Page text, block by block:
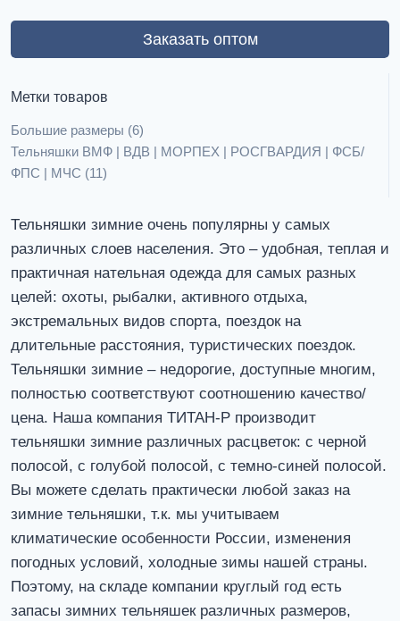
Заказать оптом
Метки товаров
Большие размеры (6)
Тельняшки ВМФ | ВДВ | МОРПЕХ | РОСГВАРДИЯ | ФСБ/
ФПС | МЧС (11)
Тельняшки зимние очень популярны у самых
различных слоев населения. Это – удобная, теплая и
практичная нательная одежда для самых разных
целей: охоты, рыбалки, активного отдыха,
экстремальных видов спорта, поездок на
длительные расстояния, туристических поездок.
Тельняшки зимние – недорогие, доступные многим,
полностью соответствуют соотношению качество/
цена. Наша компания ТИТАН-Р производит
тельняшки зимние различных расцветок: с черной
полосой, с голубой полосой, с темно-синей полосой.
Вы можете сделать практически любой заказ на
зимние тельняшки, т.к. мы учитываем
климатические особенности России, изменения
погодных условий, холодные зимы нашей страны.
Поэтому, на складе компании круглый год есть
запасы зимних тельняшек различных размеров,